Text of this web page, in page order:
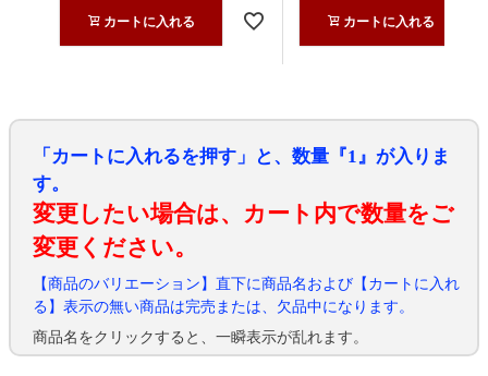
カートに入れる カートに入れる
「カートに入れるを押す」と、数量『1』が入りま
す。
変更したい場合は、カート内で数量をご
変更ください。
【商品のバリエーション】直下に商品名および【カートに入れ
る】表示の無い商品は完売または、欠品中になります。
商品名をクリックすると、一瞬表示が乱れます。